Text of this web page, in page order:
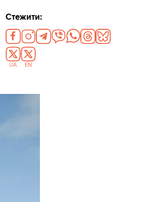
Стежити:
UA EN